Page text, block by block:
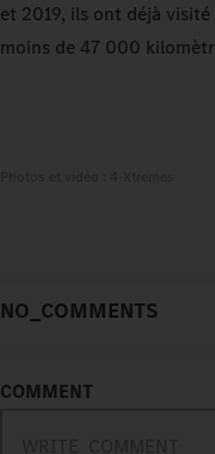
et 2019, ils ont déjà
moins de 47 000
NO_COMMENTS
COMMENT